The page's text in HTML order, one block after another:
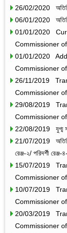
26/02/2020
06/01/2020
01/01/2020
Commissioner
01/01/2020
Commissioner
26/11/2019
Commissioner
29/08/2019
Commissioner
22/08/2019 যুগ্ম
21/07/2019
রেঞ্জ-২/ পরিদর্শী
15/07/2019
Commissioner
10/07/2019
Commissioner
20/03/2019
Commissioner